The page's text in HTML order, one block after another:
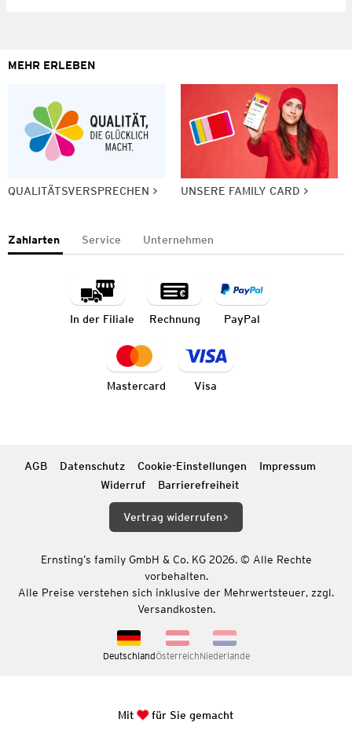
MEHR ERLEBEN
QUALITÄTSVERSPRECHEN UNSERE FAMILY CARD
Zahlarten Service Unternehmen
In der Filiale Rechnung PayPal
Mastercard Visa
AGB Datenschutz Cookie-Einstellungen
Impressum
Widerruf
Barrierefreiheit
Vertrag widerrufen
Ernsting’s family GmbH & Co. KG 2026. © Alle Rechte
vorbehalten.
Alle Preise verstehen sich inklusive der Mehrwertsteuer, zzgl.
Versandkosten.
DeutschlandÖsterreichNiederlande
Mit für Sie gemacht